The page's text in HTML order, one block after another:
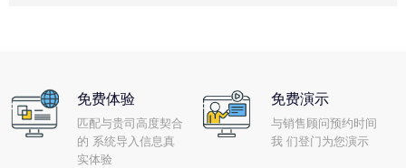
免费体验
匹配与贵司高度契合
的 系统导入信息真
实体验
免费演示
与销售顾问预约时间
我 们登门为您演示